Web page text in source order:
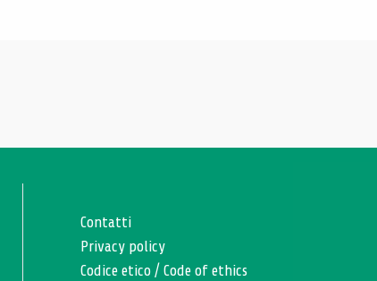
Contatti
Privacy policy
Codice etico /Code of ethics